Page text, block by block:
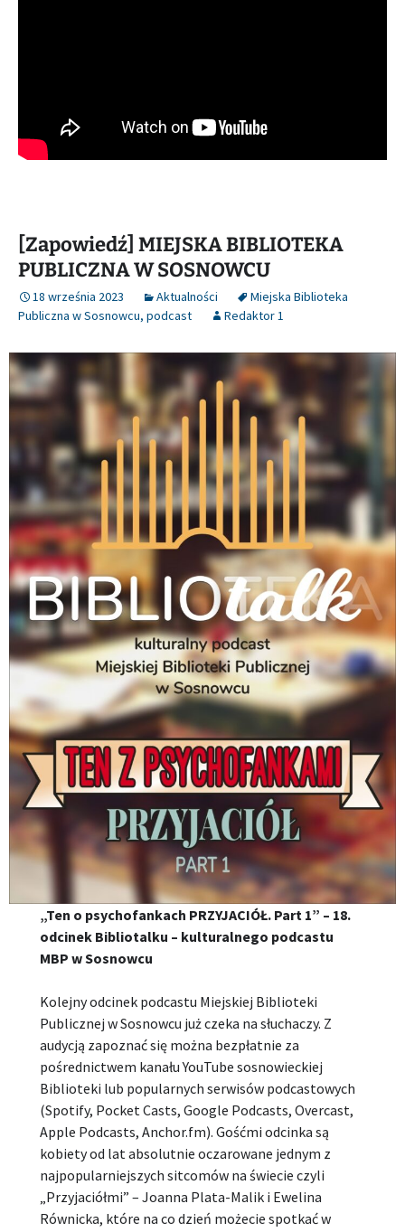
[Zapowiedź] MIEJSKA BIBLIOTEKA
PUBLICZNA W SOSNOWCU
18 września 2023 Aktualności
Miejska Biblioteka
Publiczna w Sosnowcu, podcast Redaktor 1
„Ten o psychofankach PRZYJACIÓŁ. Part 1” – 18.
odcinek Bibliotalku – kulturalnego podcastu
MBP w Sosnowcu
Kolejny odcinek podcastu Miejskiej Biblioteki
Publicznej w Sosnowcu już czeka na słuchaczy. Z
audycją zapoznać się można bezpłatnie za
pośrednictwem kanału YouTube sosnowieckiej
Biblioteki lub popularnych serwisów podcastowych
(Spotify, Pocket Casts, Google Podcasts, Overcast,
Apple Podcasts, Anchor.fm). Gośćmi odcinka są
kobiety od lat absolutnie oczarowane jednym z
najpopularniejszych sitcomów na świecie czyli
„Przyjaciółmi” – Joanna Plata-Malik i Ewelina
Równicka, które na co dzień możecie spotkać w